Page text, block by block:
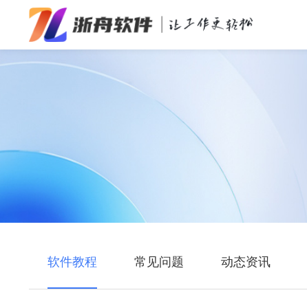
办公效率
软件教程 常见问题 动态资讯